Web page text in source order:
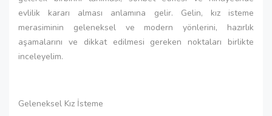
evlilik kararı alması anlamına gelir. Gelin, kız isteme
merasiminin geleneksel ve modern yönlerini, hazırlık
aşamalarını ve dikkat edilmesi gereken noktaları birlikte
inceleyelim.
Geleneksel Kız İsteme